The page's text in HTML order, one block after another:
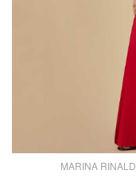
MARINA